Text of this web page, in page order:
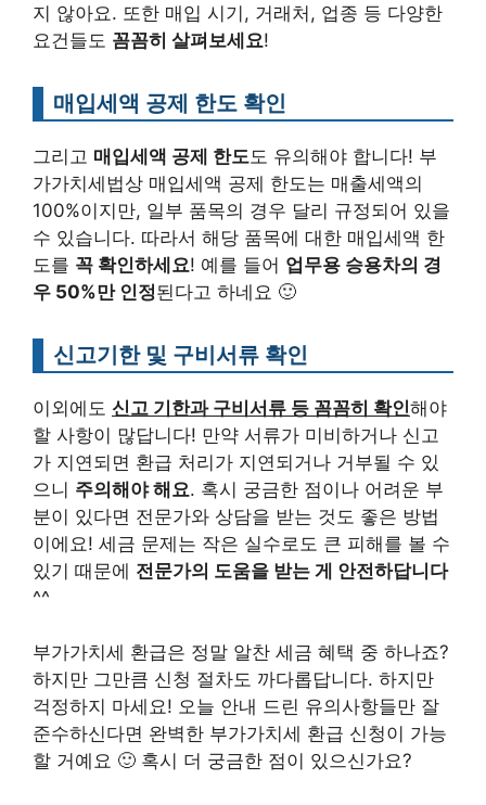
지 않아요. 또한 매입 시기, 거래처, 업종 등 다양한
요건들도 꼼꼼히 살펴보세요!
매입세액 공제 한도 확인
그리고 매입세액 공제 한도 도 유의해야 합니다! 부
가가치세법상 매입세액 공제 한도는 매출세액의
100%이지만, 일부 품목의 경우 달리 규정되어 있을
수 있습니다. 따라서 해당 품목에 대한 매입세액 한
도를 꼭 확인하세요! 예를 들어 업무용 승용차의 경
우 50%만 인정된다고 하네요 🙂
신고기한 및 구비서류 확인
이외에도 신고 기한과 구비서류 등 꼼꼼히 확인해야
할 사항이 많답니다! 만약 서류가 미비하거나 신고
가 지연되면 환급 처리가 지연되거나 거부될 수 있
으니 주의해야 해요. 혹시 궁금한 점이나 어려운 부
분이 있다면 전문가와 상담을 받는 것도 좋은 방법
이에요! 세금 문제는 작은 실수로도 큰 피해를 볼 수
있기 때문에 전문가의 도움을 받는 게 안전하답니다
^^
부가가치세 환급은 정말 알찬 세금 혜택 중 하나죠?
하지만 그만큼 신청 절차도 까다롭답니다. 하지만
걱정하지 마세요! 오늘 안내 드린 유의사항들만 잘
준수하신다면 완벽한 부가가치세 환급 신청이 가능
할 거예요 🙂 혹시 더 궁금한 점이 있으신가요?